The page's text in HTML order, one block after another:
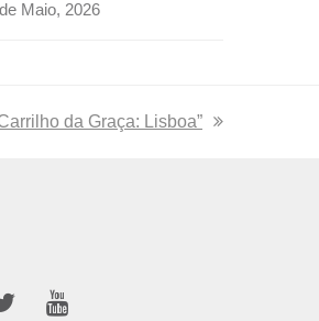
Maio, 2026
da Graça: Lisboa”
Twitter